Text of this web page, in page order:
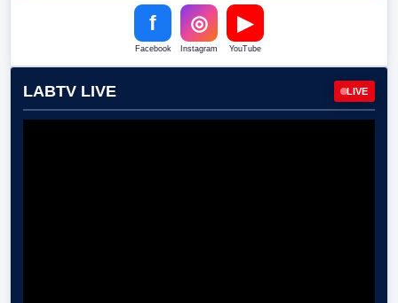
f
Facebook
◎
Instagram
▶
YouTube
LABTV LIVE LIVE